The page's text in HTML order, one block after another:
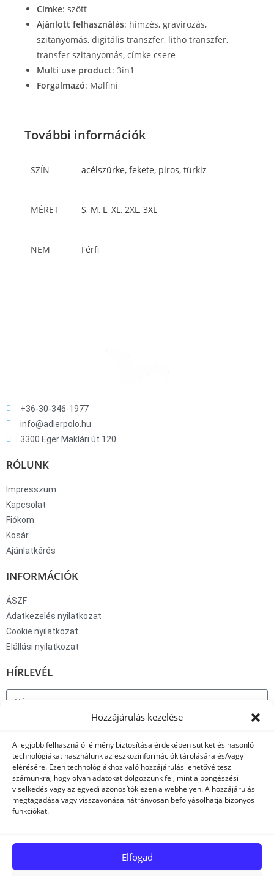
Hozzájárulás kezelése
A legjobb felhasználói élmény biztosítása érdekében sütiket és hasonló
technológiákat használunk az eszközinformációk tárolására és/vagy
elérésére. Ezen technológiákhoz való hozzájárulás lehetővé teszi
számunkra, hogy olyan adatokat dolgozzunk fel, mint a böngészési
viselkedés vagy az egyedi azonosítók ezen a webhelyen. A hozzájárulás
megtagadása vagy visszavonása hátrányosan befolyásolhatja bizonyos
funkciókat.
Elfogad
Címke: szőtt
Ajánlott felhasználás: hímzés, gravírozás,
szitanyomás, digitális transzfer, litho transzfer,
transfer szitanyomás, címke csere
Multi use product: 3in1
Forgalmazó: Malfini
További információk
SZÍN acélszürke, fekete, piros, türkiz
MÉRET S, M, L, XL, 2XL, 3XL
NEM Férfi
+36-30-346-1977
info@adlerpolo.hu
3300 Eger Maklári út 120
RÓLUNK
Impresszum
Kapcsolat
Fiókom
Kosár
Ajánlatkérés
INFORMÁCIÓK
ÁSZF
Adatkezelés nyilatkozat
Cookie nyilatkozat
Elállási nyilatkozat
HÍRLEVÉL
Elfogadom az adatkezelési nyilatkozatban foglaltakat.
FELÍRATKOZÁS
© Minden jog fenntartva | Adlerpolo.hu 2019
ELÁLLÁSI NYILATKOZAT